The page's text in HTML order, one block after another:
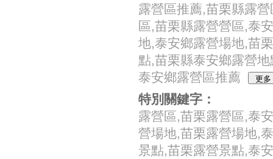
露營區推薦,苗栗縣露
區,苗栗縣露營營區,泰
地,泰安鄉露營場地,苗
點,苗栗縣泰安鄉露營
泰安鄉露營區推薦
特別關鍵字：
露營區,苗栗露營區,泰
營場地,苗栗露營場地,
景點,苗栗露營景點,泰